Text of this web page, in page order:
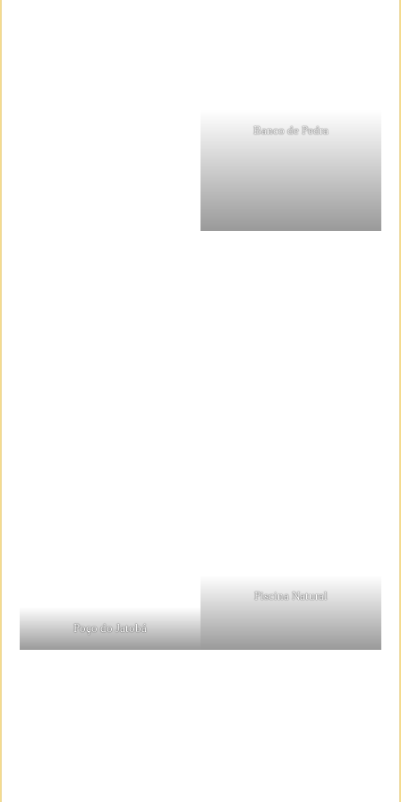
Banco de Pedra
Poço do Jatobá
Piscina Natural